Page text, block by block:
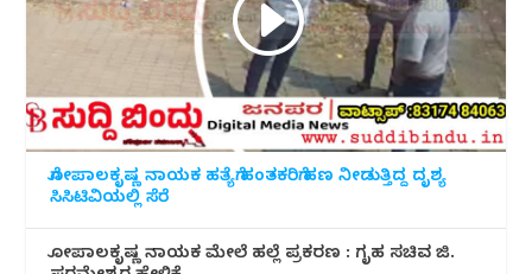
ಗೋಪಾಲಕೃಷ್ಣ ನಾಯಕ ಹತ್ಯೆಗೆ ಹಂತಕರಿಗೆ ಹಣ ನೀಡುತ್ತಿದ್ದ ದೃಶ್ಯ
ಸಿಸಿಟಿವಿಯಲ್ಲಿ ಸೆರೆ
ಗೋಪಾಲಕೃಷ್ಣ ನಾಯಕ ಮೇಲೆ ಹಲ್ಲೆ ಪ್ರಕರಣ : ಗೃಹ ಸಚಿವ ಜಿ.